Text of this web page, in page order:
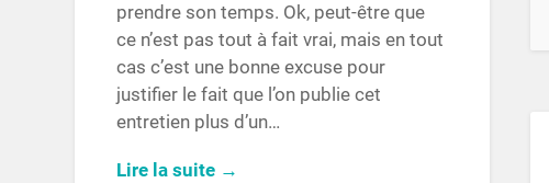
prendre son temps. Ok, peut-être que
ce n’est pas tout à fait vrai, mais en tout
cas c’est une bonne excuse pour
justifier le fait que l’on publie cet
entretien plus d’un…
Lire la suite →